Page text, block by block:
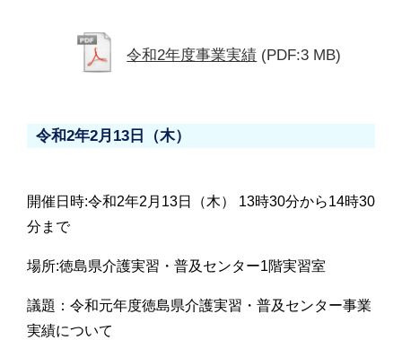
令和2年度事業実績 (PDF:3 MB)
令和2年2月13日（木）
開催日時:令和2年2月13日（木） 13時30分から14時30
分まで
場所:徳島県介護実習・普及センター1階実習室
議題：令和元年度徳島県介護実習・普及センター事業
実績について